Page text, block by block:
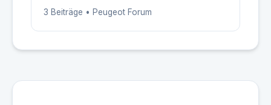
3 Beiträge • Peugeot Forum